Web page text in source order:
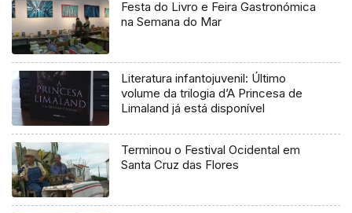
Festa do Livro e Feira Gastronómica
na Semana do Mar
Literatura infantojuvenil: Último
volume da trilogia d’A Princesa de
Limaland já está disponível
Terminou o Festival Ocidental em
Santa Cruz das Flores